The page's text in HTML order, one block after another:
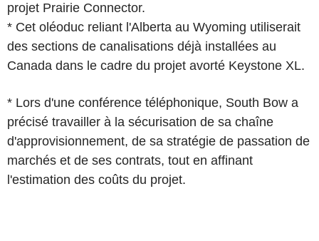
projet Prairie Connector.
* Cet oléoduc reliant l'Alberta au Wyoming utiliserait
des sections de canalisations déjà installées au
Canada dans le cadre du projet avorté Keystone XL.
* Lors d'une conférence téléphonique, South Bow a
précisé travailler à la sécurisation de sa chaîne
d'approvisionnement, de sa stratégie de passation de
marchés et de ses contrats, tout en affinant
l'estimation des coûts du projet.